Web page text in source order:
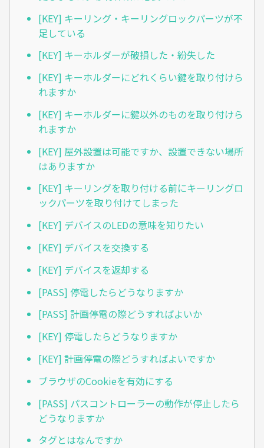
[KEY] キーリング・キーリングロックパーツが不
足している
[KEY] キーホルダーが破損した・紛失した
[KEY] キーホルダーにどれくらい鍵を取り付けら
れますか
[KEY] キーホルダーに鍵以外のものを取り付けら
れますか
[KEY] 屋外設置は可能ですか、設置できない場所
はありますか
[KEY] キーリングを取り付ける前にキーリングロ
ックパーツを取り付けてしまった
[KEY] デバイスのLEDの意味を知りたい
[KEY] デバイスを交換する
[KEY] デバイスを返却する
[PASS] 停電したらどうなりますか
[PASS] 計画停電の際どうすればよいか
[KEY] 停電したらどうなりますか
[KEY] 計画停電の際どうすればよいですか
ブラウザのCookieを有効にする
[PASS] パスコントローラーの動作が停止したら
どうなりますか
タグとはなんですか